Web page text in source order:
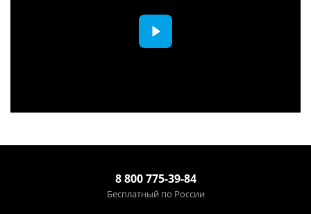
8 800 775-39-84
Бесплатный по России